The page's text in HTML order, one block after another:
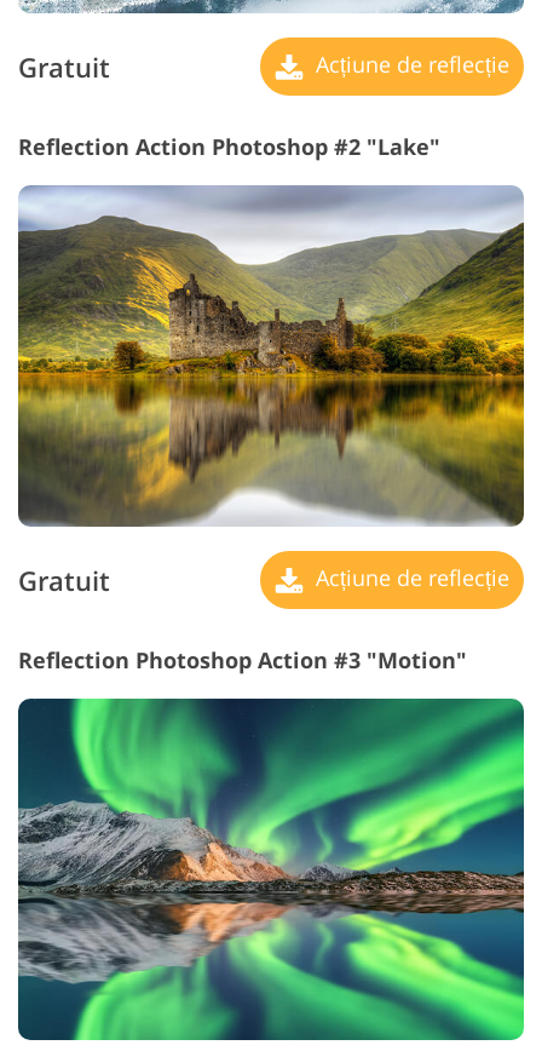
Gratuit Acțiune de reflecție
Reflection Action Photoshop #2 "Lake"
Gratuit Acțiune de reflecție
Reflection Photoshop Action #3 "Motion"